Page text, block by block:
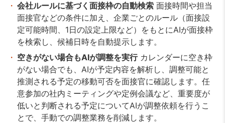
会社ルールに基づく面接枠の自動検索 面接時間や担当
面接官などの条件に加え、企業ごとのルール（面接設
定可能時間、1日の設定上限など）をもとにAIが面接枠
を検索し、候補日時を自動提示します。
空きがない場合もAIが調整を実行カレンダーに空き枠
がない場合でも、AIが予定内容を解析し、調整可能と
推測される予定の移動可否を面接官に確認します。任
意参加の社内ミーティングや定例会議など、重要度が
低いと判断される予定についてAIが調整依頼を行うこ
とで、手動での調整業務を削減します。